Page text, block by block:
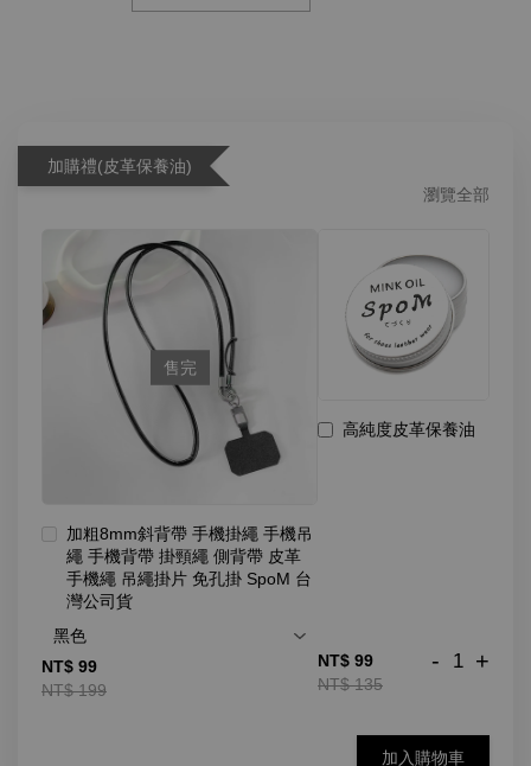
加購禮(皮革保養油)
瀏覽全部
售完
加粗8mm斜背帶 手機掛繩 手機吊
繩 手機背帶 掛頸繩 側背帶 皮革
手機繩 吊繩掛片 免孔掛 SpoM 台
灣公司貨
NT$ 99
NT$ 199
高純度皮革保養油
NT$ 99
NT$ 135
- +
加入購物車